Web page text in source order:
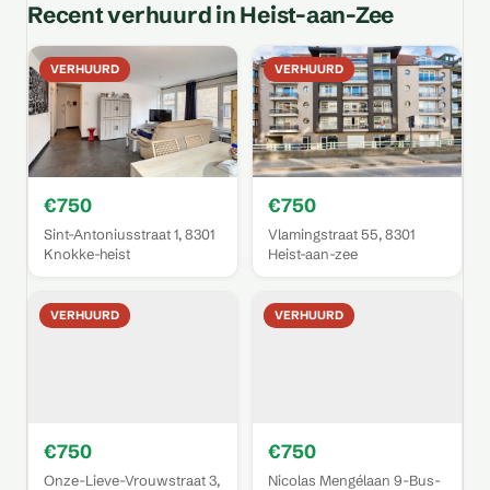
Recent verhuurd in Heist-aan-Zee
VERHUURD
€750
Sint-Antoniusstraat 1, 8301
Knokke-heist
VERHUURD
€750
Vlamingstraat 55, 8301
Heist-aan-zee
VERHUURD
€750
Onze-Lieve-Vrouwstraat 3,
VERHUURD
€750
Nicolas Mengélaan 9-Bus-